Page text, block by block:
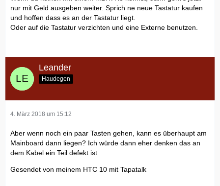
nur mit Geld ausgeben weiter. Sprich ne neue Tastatur kaufen
und hoffen dass es an der Tastatur liegt.
Oder auf die Tastatur verzichten und eine Externe benutzen.
Leander
Haudegen
4. März 2018 um 15:12
Aber wenn noch ein paar Tasten gehen, kann es überhaupt am
Mainboard dann liegen? Ich würde dann eher denken das an
dem Kabel ein Teil defekt ist
Gesendet von meinem HTC 10 mit Tapatalk